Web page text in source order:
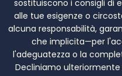
sostituiscono i consigli di
alle tue esigenze o
alcuna responsabilità,
che implicita—per
l'adeguatezza o la
Decliniamo